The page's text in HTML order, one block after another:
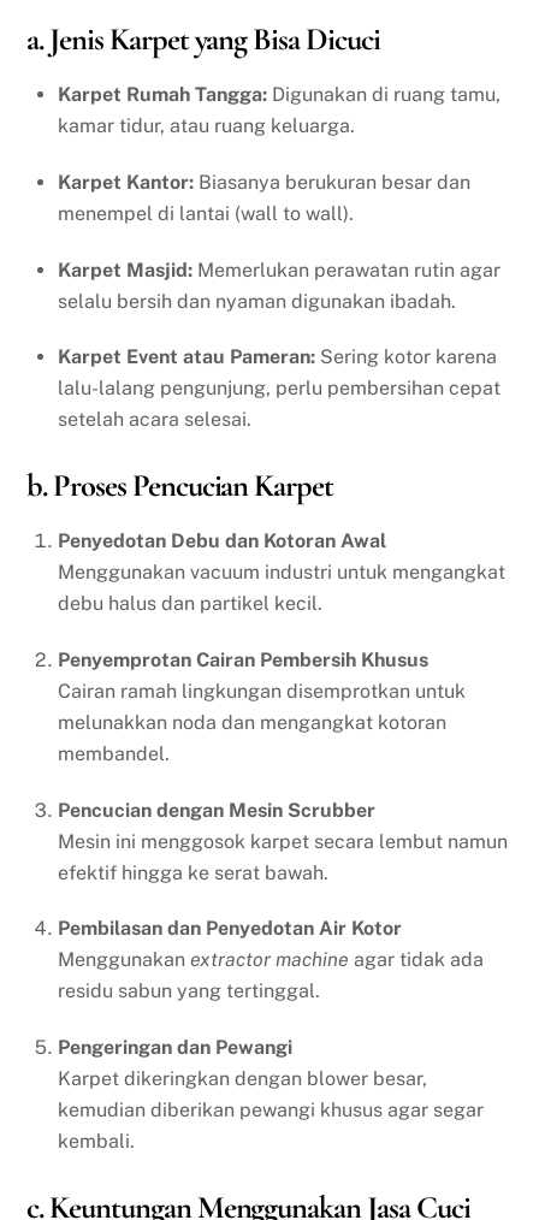
a. Jenis Karpet yang Bisa Dicuci
Karpet Rumah Tangga: Digunakan di ruang tamu,
kamar tidur, atau ruang keluarga.
Karpet Kantor: Biasanya berukuran besar dan
menempel di lantai (wall to wall).
Karpet Masjid: Memerlukan perawatan rutin agar
selalu bersih dan nyaman digunakan ibadah.
Karpet Event atau Pameran: Sering kotor karena
lalu-lalang pengunjung, perlu pembersihan cepat
setelah acara selesai.
b. Proses Pencucian Karpet
Penyedotan Debu dan Kotoran Awal
Menggunakan vacuum industri untuk mengangkat
debu halus dan partikel kecil.
Penyemprotan Cairan Pembersih Khusus
Cairan ramah lingkungan disemprotkan untuk
melunakkan noda dan mengangkat kotoran
membandel.
Pencucian dengan Mesin Scrubber
Mesin ini menggosok karpet secara lembut namun
efektif hingga ke serat bawah.
Pembilasan dan Penyedotan Air Kotor
Menggunakan extractor machine agar tidak ada
residu sabun yang tertinggal.
Pengeringan dan Pewangi
Karpet dikeringkan dengan blower besar,
kemudian diberikan pewangi khusus agar segar
kembali.
c. Keuntungan Menggunakan Jasa Cuci